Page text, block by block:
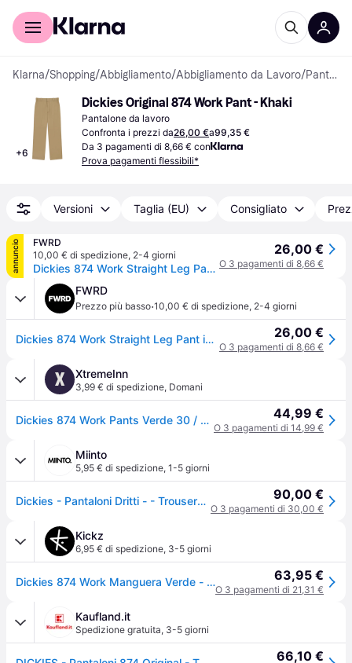
Per il tuo shopping
Klarna/Shopping/Abbigliamento/Abbigliamento da Lavoro/ Pantaloni da lavoro
+6
Dickies Original 874 Work Pant - Khaki
Pantalone da lavoro
Confronta i prezzi da26,00 €a99,35 €
Da 3 pagamenti di 8,66 € con
Prova pagamenti flessibili*
Versioni Taglia (EU) Consigliato
annuncio
FWRD
10,00 € di spedizione, 2-4 giorni
Dickies 874 Work Straight Leg Pant in Khaki - Beige. Size 32x32 (also in 30x32).
26,00 €
O 3 pagamenti di 8,66 €
FWRD
Prezzo più basso·10,00 € di spedizione, 2-4 giorni
Dickies 874 Work Straight Leg Pant in Khaki - Beige. Size 32x32 (also in 30x32). 26,00 €
O 3 pagamenti di 8,66 €
X XtremeInn
3,99 € di spedizione, Domani
Dickies 874 Work Pants Verde 30 / 32 Uomo 44,99 €
O 3 pagamenti di 14,99 €
Miinto
5,95 € di spedizione, 1-5 giorni
Dickies - Pantaloni Dritti - - Trousers - Uomo - Beige - W24 L28 90,00 €
O 3 pagamenti di 30,00 €
Kickz
6,95 € di spedizione, 3-5 giorni
Dickies 874 Work Manguera Verde - green - 32/32 63,95 €
O 3 pagamenti di 21,31 €
Kaufland.it
Spedizione gratuita, 3-5 giorni
66,10 €